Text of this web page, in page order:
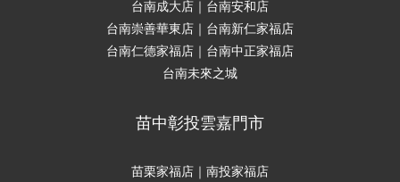
台南成大店｜台南安和店
台南崇善華東店｜台南新仁家福店
台南仁德家福店｜台南中正家福店
台南未來之城
苗中彰投雲嘉門市
苗栗家福店｜南投家福店